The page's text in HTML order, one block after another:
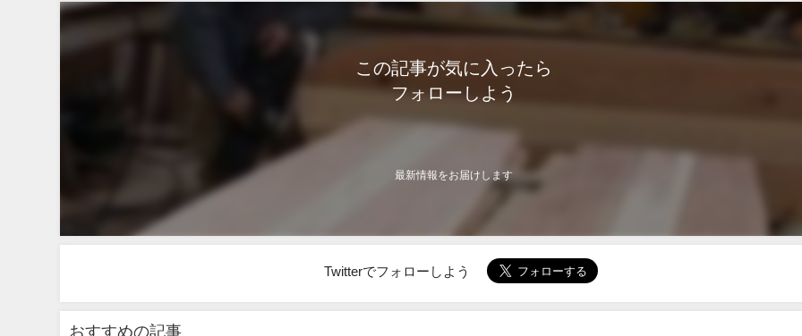
この記事が気に入ったら
フォローしよう
最新情報をお届けします
Twitterでフォローしよう
おすすめの記事